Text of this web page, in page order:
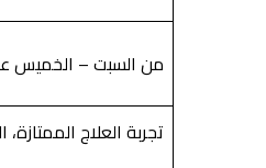
من السبت – الخميس
تجربة العلاج